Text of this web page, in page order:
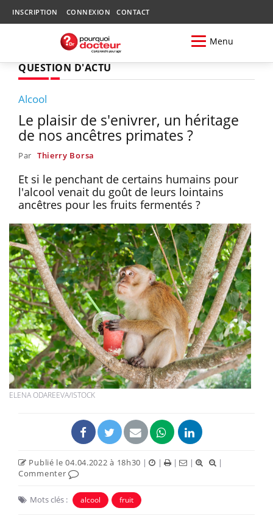
INSCRIPTION CONNEXION CONTACT
Menu
QUESTION D'ACTU
Alcool
Le plaisir de s'enivrer, un héritage
de nos ancêtres primates ?
Par Thierry Borsa
Et si le penchant de certains humains pour
l'alcool venait du goût de leurs lointains
ancêtres pour les fruits fermentés ?
ELENA ODAREEVA/ISTOCK
Publié le 04.04.2022 à 18h30 | | | |
|
Commenter
Mots clés : alcool fruit